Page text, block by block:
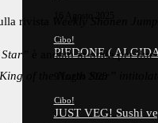
Cibo!
PIEDONE (
Cibo!
JUST VEG! Sushi
rivista
è andato in onda per
of the North Star”